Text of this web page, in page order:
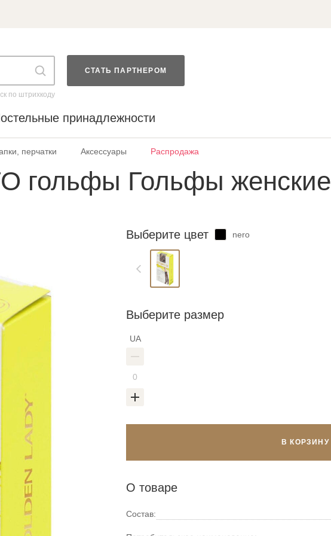
по штрихкоду
СТАТЬ ПАРТНЕРОМ
принадлежности
перчатки Аксессуары Распродажа
гольфы Гольфы женские
Выберите цвет nero
Выберите размер
UA
В КОРЗИНУ
О товаре
Состав:
Войти в аккаунт